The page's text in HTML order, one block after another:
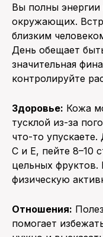
Вы полны
окружающих.
близким
День обещает
значительная
контролируйте
Здоровье: Кожа
тусклой из-за
что-то
С и Е, пейте 8–10
цельных
физическую
Отношения:
помогает